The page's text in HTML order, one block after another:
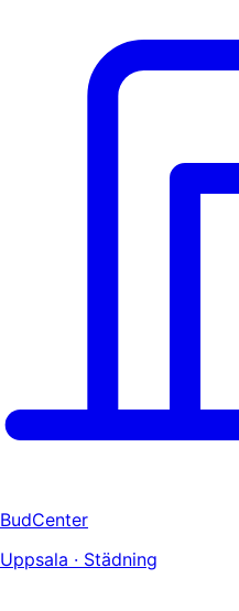
BudCenter
Uppsala · Städning